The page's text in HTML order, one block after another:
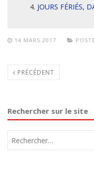
JOURS FÉRIÉS,
14 MARS 2017
PRÉCÉDENT
Rechercher sur le site